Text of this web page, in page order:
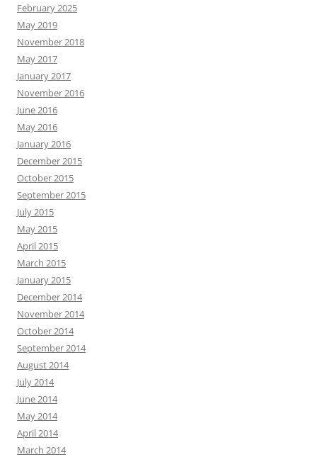
February 2025
May 2019
November 2018
May 2017
January 2017
November 2016
June 2016
May 2016
January 2016
December 2015
October 2015
September 2015
July 2015
May 2015
April 2015
March 2015
January 2015
December 2014
November 2014
October 2014
September 2014
August 2014
July 2014
June 2014
May 2014
April 2014
March 2014